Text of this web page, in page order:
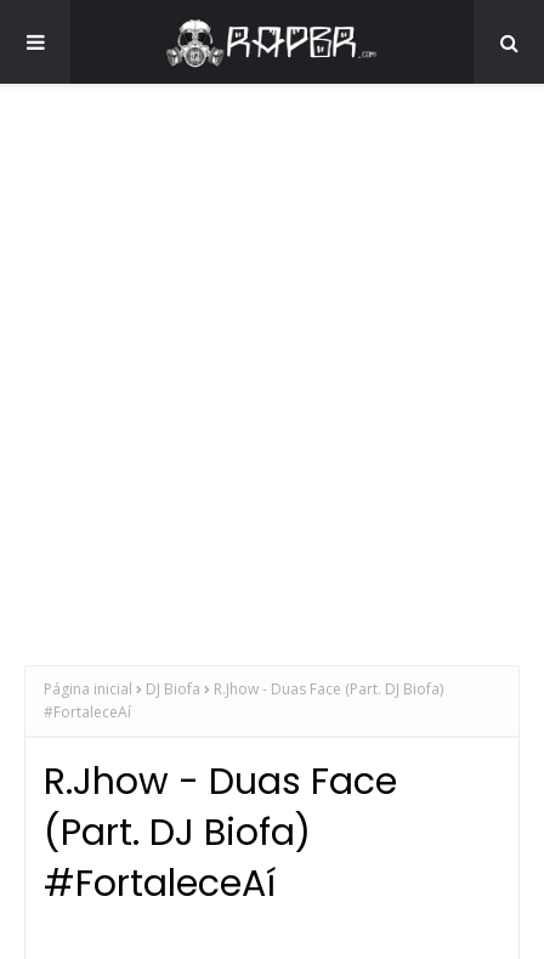
Página inicial DJ Biofa
R.Jhow - Duas Face (Part. DJ Biofa)
#FortaleceAí
R.Jhow - Duas Face
(Part. DJ Biofa)
#FortaleceAí